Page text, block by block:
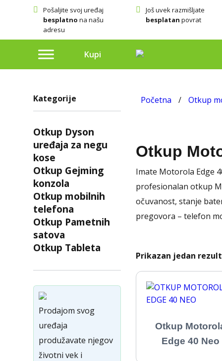
Pošaljite svoj uređaj
besplatno na našu
adresu
Još uvek razmišljate
besplatan povrat
Kupi
Kategorije
Otkup Dyson
uređaja za negu
kose
Otkup Gejming
konzola
Otkup mobilnih
telefona
Otkup Pametnih
satova
Otkup Tableta
Prodajom svog
uređaja
produžavate njegov
životni vek i
Početna / Otkup
Otkup
Imate Motorola Edge
profesionalan otkup
očuvanost, stanje
pregovora – telefon
Prikazan jedan
Otkup
Edge 40 Neo